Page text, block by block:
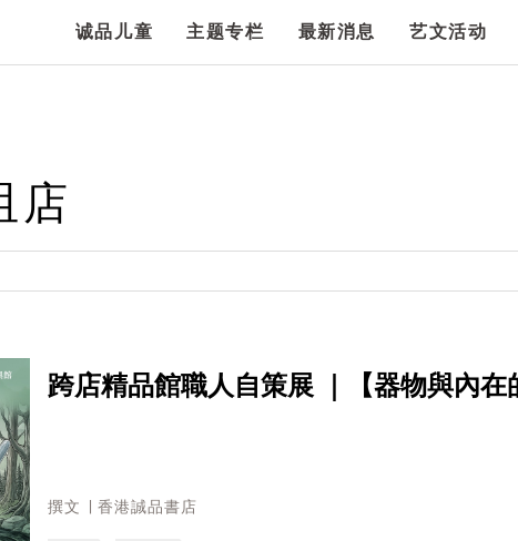
诚品儿童 主题专栏 最新消息 艺文活动
跨店精品館職人自策展 ｜【器物與內在
撰文 ∣ 香港誠品書店